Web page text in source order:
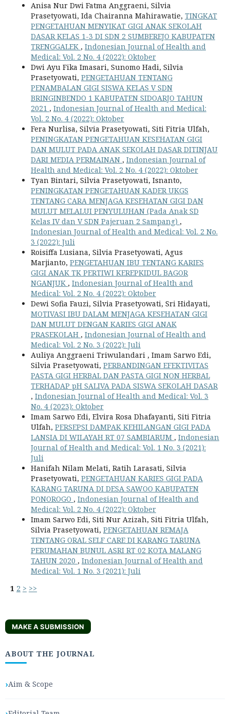
Anisa Nur Dwi Fatma Anggraeni, Silvia
Prasetyowati, Ida Chairanna Mahirawatie, TINGKAT
PENGETAHUAN MENYIKAT GIGI ANAK SEKOLAH
DASAR KELAS 1-3 DI SDN 2 SUMBEREJO KABUPATEN
TRENGGALEK , Indonesian Journal of Health and
Medical: Vol. 2 No. 4 (2022): Oktober
Dwi Ayu Fika Imasari, Sunomo Hadi, Silvia
Prasetyowati, PENGETAHUAN TENTANG
PENAMBALAN GIGI SISWA KELAS V SDN
BRINGINBENDO 1 KABUPATEN SIDOARJO TAHUN
2021 , Indonesian Journal of Health and Medical:
Vol. 2 No. 4 (2022): Oktober
Fera Nurlisa, Silvia Prasetyowati, Siti Fitria Ulfah,
PENINGKATAN PENGETAHUAN KESEHATAN GIGI
DAN MULUT PADA ANAK SEKOLAH DASAR DITINJAU
DARI MEDIA PERMAINAN , Indonesian Journal of
Health and Medical: Vol. 2 No. 4 (2022): Oktober
Tyan Bintari, Silvia Prasetyowati, Isnanto,
PENINGKATAN PENGETAHUAN KADER UKGS
TENTANG CARA MENJAGA KESEHATAN GIGI DAN
MULUT MELALUI PENYULUHAN (Pada Anak SD
Kelas IV dan V SDN Pajeruan 2 Sampang) ,
Indonesian Journal of Health and Medical: Vol. 2 No.
3 (2022): Juli
Roisiffa Lusiana, Silvia Prasetyowati, Agus
Marjianto, PENGETAHUAN IBU TENTANG KARIES
GIGI ANAK TK PERTIWI KEREPKIDUL BAGOR
NGANJUK , Indonesian Journal of Health and
Medical: Vol. 2 No. 4 (2022): Oktober
Dewi Sofia Fauzi, Silvia Prasetyowati, Sri Hidayati,
MOTIVASI IBU DALAM MENJAGA KESEHATAN GIGI
DAN MULUT DENGAN KARIES GIGI ANAK
PRASEKOLAH , Indonesian Journal of Health and
Medical: Vol. 2 No. 3 (2022): Juli
Auliya Anggraeni Triwulandari , Imam Sarwo Edi,
Silvia Prasetyowati, PERBANDINGAN EFEKTIVITAS
PASTA GIGI HERBAL DAN PASTA GIGI NON HERBAL
TERHADAP pH SALIVA PADA SISWA SEKOLAH DASAR
, Indonesian Journal of Health and Medical: Vol. 3
No. 4 (2023): Oktober
Imam Sarwo Edi, Elvira Rosa Dhafayanti, Siti Fitria
Ulfah, PERSEPSI DAMPAK KEHILANGAN GIGI PADA
LANSIA DI WILAYAH RT 07 SAMBIARUM , Indonesian
Journal of Health and Medical: Vol. 1 No. 3 (2021):
Juli
Hanifah Nilam Melati, Ratih Larasati, Silvia
Prasetyowati, PENGETAHUAN KARIES GIGI PADA
KARANG TARUNA DI DESA SAWOO KABUPATEN
PONOROGO , Indonesian Journal of Health and
Medical: Vol. 2 No. 4 (2022): Oktober
Imam Sarwo Edi, Siti Nur Azizah, Siti Fitria Ulfah,
Silvia Prasetyowati, PENGETAHUAN REMAJA
TENTANG ORAL SELF CARE DI KARANG TARUNA
PERUMAHAN BUNUL ASRI RT 02 KOTA MALANG
TAHUN 2020 , Indonesian Journal of Health and
Medical: Vol. 1 No. 3 (2021): Juli
1 2 > >>
MAKE A SUBMISSION
ABOUT THE JOURNAL
Aim & Scope